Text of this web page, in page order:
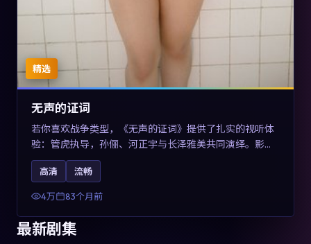
精选
无声的证词
若你喜欢战争类型，《无声的证词》提供了扎实的视听体
验：管虎执导，孙俪、河正宇与长泽雅美共同演绎。影片
2019年于澳大利亚上映，内容在罪案类型框架内探讨制度
与个体关系，关键词包含高清流畅、人物关系与情节反
转，适合检索「2019战争」「澳大利亚电影」的用户。
高清 流畅
4万 83个月前
最新剧集